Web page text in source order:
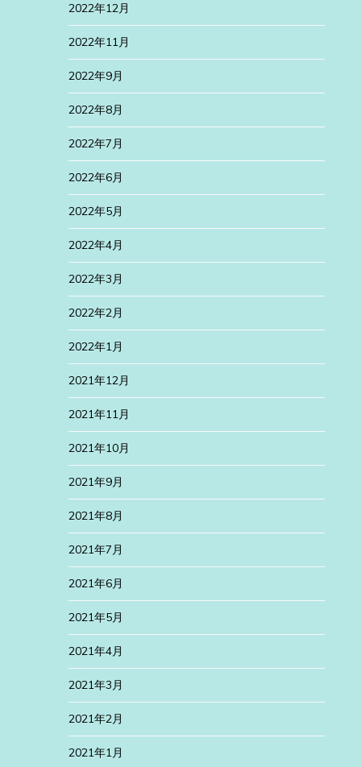
2022年12月
2022年11月
2022年9月
2022年8月
2022年7月
2022年6月
2022年5月
2022年4月
2022年3月
2022年2月
2022年1月
2021年12月
2021年11月
2021年10月
2021年9月
2021年8月
2021年7月
2021年6月
2021年5月
2021年4月
2021年3月
2021年2月
2021年1月